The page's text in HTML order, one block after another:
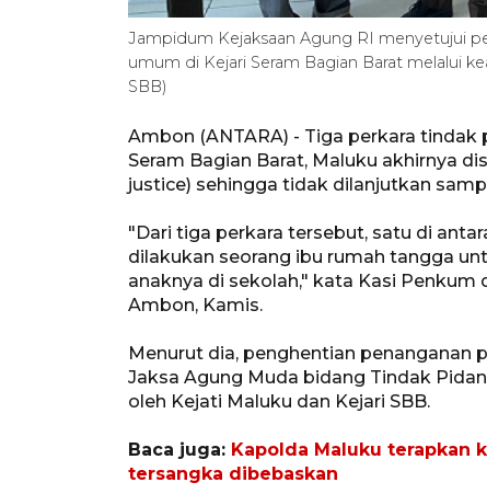
Jampidum Kejaksaan Agung RI menyetujui
umum di Kejari Seram Bagian Barat melalui
SBB)
Ambon (ANTARA) - Tiga perkara
Seram Bagian Barat, Maluku akhirnya
justice) sehingga tidak dilanjutkan
"Dari tiga perkara tersebut, satu di
dilakukan seorang ibu rumah tangga
anaknya di sekolah," kata Kasi Penkum
Ambon, Kamis.
Menurut dia, penghentian penanganan
Jaksa Agung Muda bidang Tindak
oleh Kejati Maluku dan Kejari SBB.
Baca juga: Kapolda Maluku terapkan
tersangka dibebaskan